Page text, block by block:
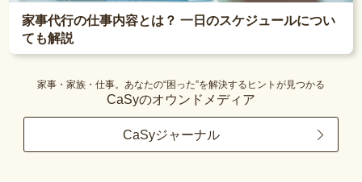
家事代行の仕事内容とは？ 一日のスケジュールについ
ても解説
家事・家族・仕事。あなたの“困った”を解決するヒントが見つかる
CaSyのオウンドメディア
CaSyジャーナル